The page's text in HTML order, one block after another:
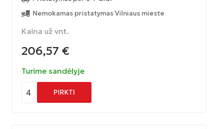
Nemokamas pristatymas Vilniaus mieste
Kaina už vnt.
206,57 €
Turime sandėlyje
4 PIRKTI